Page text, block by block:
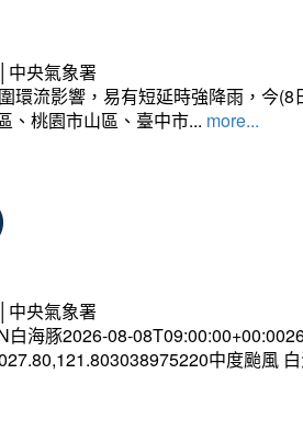
中央氣象署
環流影響，易有短延時強降雨，今
、桃園市山區、臺中市... more...
中央氣象署
白海豚2026-08-
中度颱風